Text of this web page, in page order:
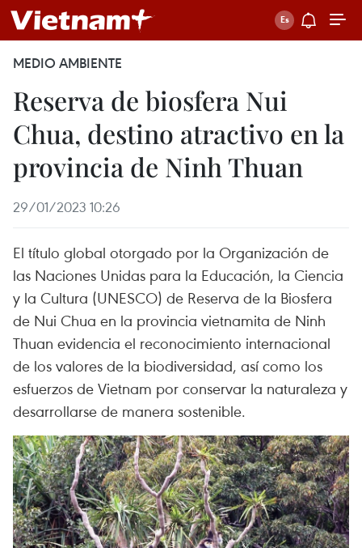
MEDIO AMBIENTE
Reserva de biosfera Nui
Chua, destino atractivo en la
provincia de Ninh Thuan
29/01/2023 10:26
El título global otorgado por la Organización de
las Naciones Unidas para la Educación, la Ciencia
y la Cultura (UNESCO) de Reserva de la Biosfera
de Nui Chua en la provincia vietnamita de Ninh
Thuan evidencia el reconocimiento internacional
de los valores de la biodiversidad, así como los
esfuerzos de Vietnam por conservar la naturaleza y
desarrollarse de manera sostenible.